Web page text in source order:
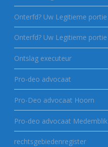
Onterfd? Uw Legitieme
Onterfd? Uw Legitieme
Ontslag executeur
Pro-deo advocaat
Pro-Deo advocaat Hoorn
Pro-deo advocaat Medemblik
rechtsgebiedenregister